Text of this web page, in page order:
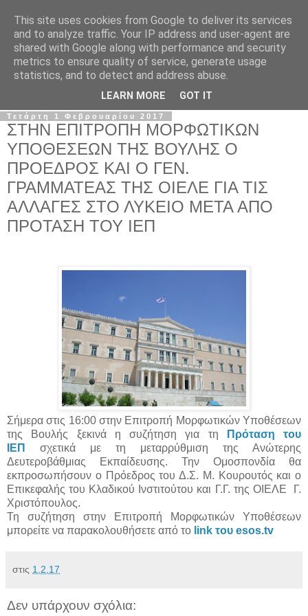
Σ.Ι.Ε.Λ.Β.Ε.
Ο επίσημος ιστότοπος του Συλλόγου Ιδιωτικών
Εκπαιδευτικών Λειτουργών Βόρειας Ελλάδας
Τετάρτη 1 Φεβρουαρίου 2017
ΣΤΗΝ ΕΠΙΤΡΟΠΗ ΜΟΡΦΩΤΙΚΩΝ
ΥΠΟΘΕΣΕΩΝ ΤΗΣ ΒΟΥΛΗΣ Ο
ΠΡΟΕΔΡΟΣ ΚΑΙ Ο ΓΕΝ.
ΓΡΑΜΜΑΤΕΑΣ ΤΗΣ ΟΙΕΛΕ ΓΙΑ ΤΙΣ
ΑΛΛΑΓΕΣ ΣΤΟ ΛΥΚΕΙΟ ΜΕΤΑ ΑΠΟ
ΠΡΟΤΑΣΗ ΤΟΥ ΙΕΠ
Σήμερα στις 16:00 στην Επιτροπή Μορφωτικών Υποθέσεων
της Βουλής ξεκινά η συζήτηση για τη
Πρόταση του
ΙΕΠ
σχετικά με τη μεταρρύθμιση της Ανώτερης
Δευτεροβάθμιας Εκπαίδευσης. Την Ομοσπονδία θα
εκπροσωπήσουν ο Πρόεδρος του Δ.Σ. Μ. Κουρουτός και ο
Επικεφαλής του Κλαδικού Ινστιτούτου και Γ.Γ. της ΟΙΕΛΕ Γ.
Χριστόπουλος.
Τη συζήτηση στην Επιτροπή Μορφωτικών Υποθέσεων
μπορείτε να παρακολουθήσετε από το link του esos.tv
στις 1.2.17
Δεν υπάρχουν σχόλια:
This site uses cookies from Google to deliver its services
and to analyze traffic. Your IP address and user-agent are
shared with Google along with performance and security
metrics to ensure quality of service, generate usage
statistics, and to detect and address abuse.
LEARN MORE GOT IT